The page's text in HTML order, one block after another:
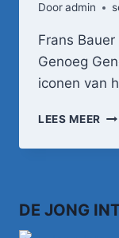
Dooradmin
Frans
Genoeg
iconen van
LEES MEER
&
DE JONG